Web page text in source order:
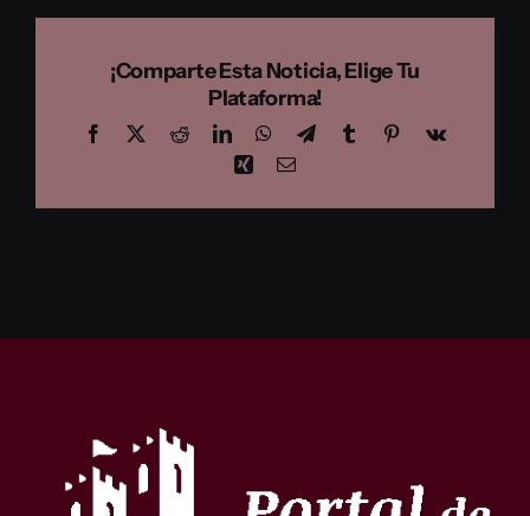
¡Comparte Esta Noticia, Elige Tu
Plataforma!
Facebook RedditLinkedInWhatsApp
TelegramTumblr Pinterest
Vk
XingEmail